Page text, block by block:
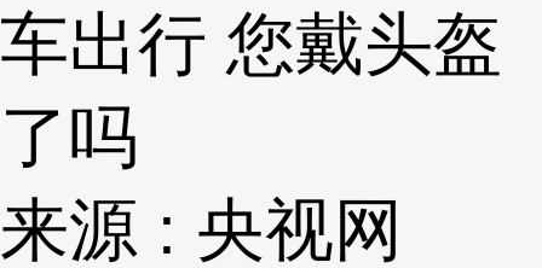
车出行 您戴头盔
了吗
来源 : 央视网